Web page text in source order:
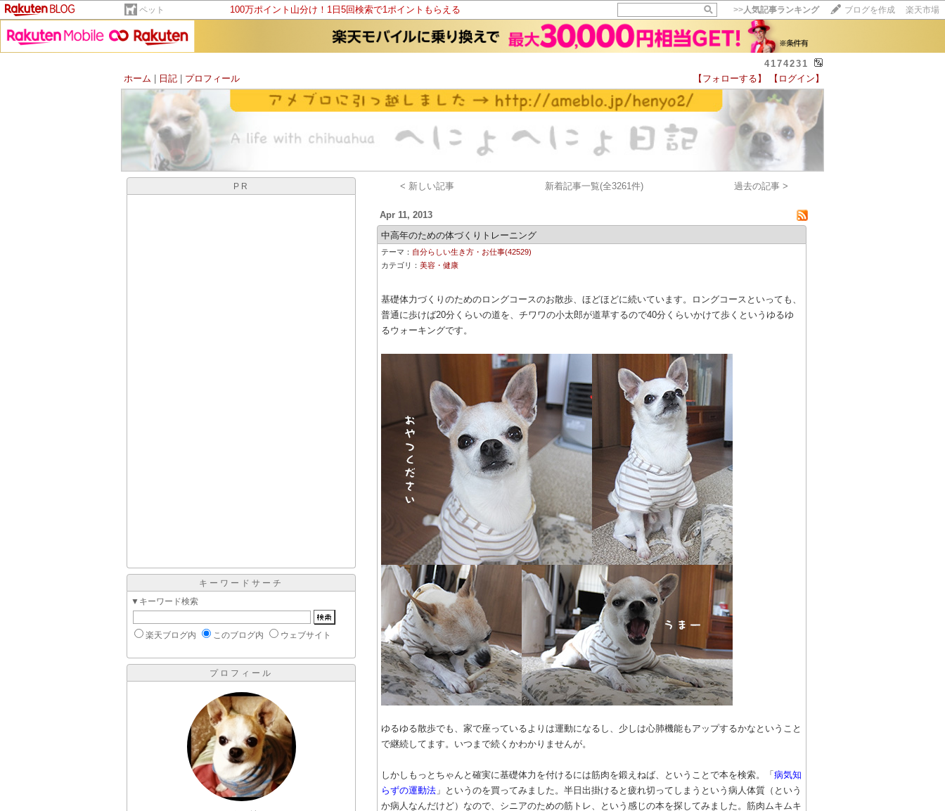
ペット 100万ポイント山分け！1日5回検索で1ポイントもらえる >>人気記事ランキング ブログを作成 楽天市場
4174231
ホーム
日記 プロフィール 【フォローする】 【ログイン】
15記事にいいね！で1ポイント
いいね!
PR
キーワードサーチ
▼キーワード検索
楽天ブログ内 このブログ内 ウェブサイト
プロフィール
< 新しい記事 新着記事一覧(全3261件) 過去の記事 >
Apr 11, 2013
中高年のための体づくりトレーニング
テーマ： 自分らしい生き方・お仕事(42529)
カテゴリ：美容・健康
基礎体力づくりのためのロングコースのお散歩、ほどほどに続いています。ロングコースといっても、
普通に歩けば20分くらいの道を、チワワの小太郎が道草するので40分くらいかけて歩くというゆるゆ
るウォーキングです。
ゆるゆる散歩でも、家で座っているよりは運動になるし、少しは心肺機能もアップするかなということ
で継続してます。いつまで続くかわかりませんが。
しかしもっとちゃんと確実に基礎体力を付けるには筋肉を鍛えねば、ということで本を検索。「病気知
らずの運動法 」というのを買ってみました。半日出掛けると疲れ切ってしまうという病人体質（という
か病人なんだけど）なので、シニアのための筋トレ、という感じの本を探してみました。筋肉ムキムキ